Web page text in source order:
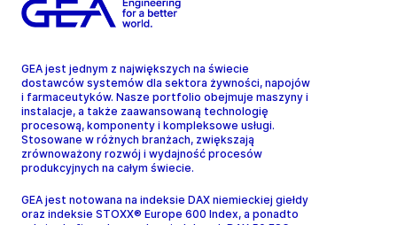
GEA jest jednym z największych na świecie
dostawców systemów dla sektora żywności, napojów
i farmaceutyków. Nasze portfolio obejmuje maszyny i
instalacje, a także zaawansowaną technologię
procesową, komponenty i kompleksowe usługi.
Stosowane w różnych branżach, zwiększają
zrównoważony rozwój i wydajność procesów
produkcyjnych na całym świecie.
GEA jest notowana na indeksie DAX niemieckiej giełdy
oraz indeksie STOXX® Europe 600 Index, a ponadto